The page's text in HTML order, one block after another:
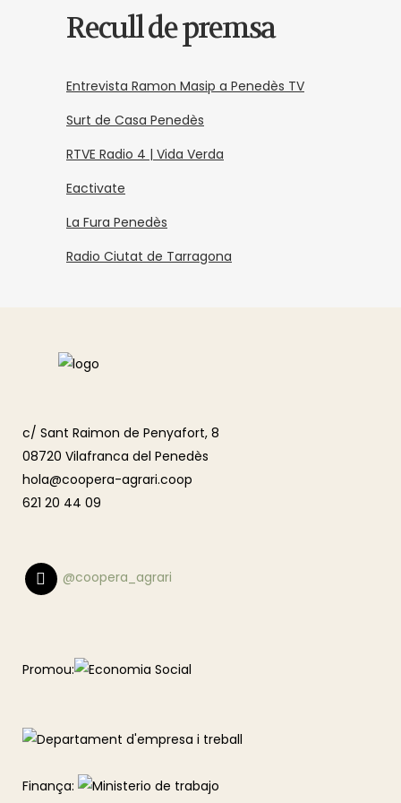
Recull de premsa
Entrevista Ramon Masip a Penedès TV
Surt de Casa Penedès
RTVE Radio 4 | Vida Verda
Eactivate
La Fura Penedès
Radio Ciutat de Tarragona
c/ Sant Raimon de Penyafort, 8
08720 Vilafranca del Penedès
hola@coopera-agrari.coop
621 20 44 09
@coopera_agrari
Promou:
Finança: